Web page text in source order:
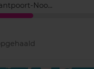
Noo...